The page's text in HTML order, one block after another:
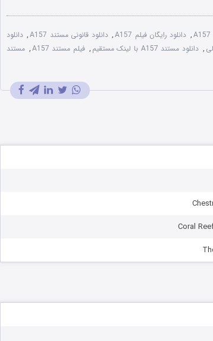
, دانلود رایگان فیلم A157 , دانلود قانونی مستند A157 , دانلود
, دانلود مستند A157 با لینک مستقیم , فیلم مستند A157 , مستند